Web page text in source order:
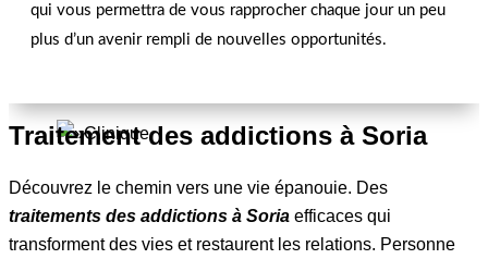
qui vous permettra de vous rapprocher chaque jour un peu
plus d’un avenir rempli de nouvelles opportunités.
Surmonter les Addictions à Soria
Traitement des addictions à Soria
Découvrez le chemin vers une vie épanouie. Des
traitements des addictions à Soria efficaces qui
transforment des vies et restaurent les relations. Personne